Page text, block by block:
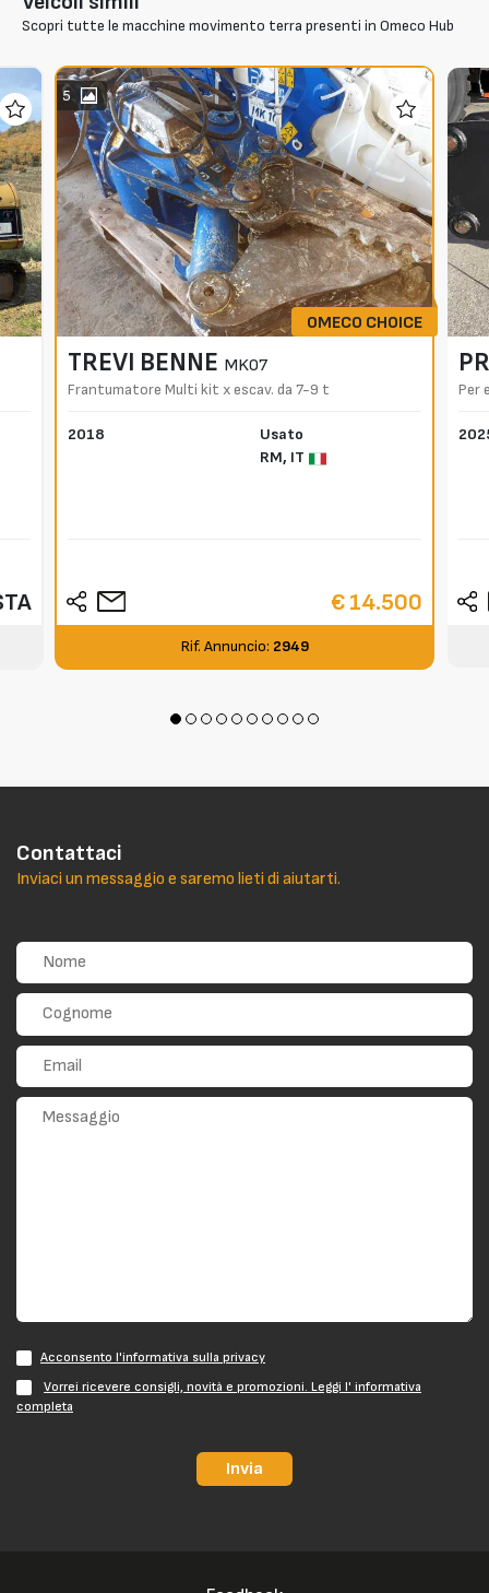
Scopri tutte le macchine movimento terra presenti in Omeco Hub
5
OMECO CHOICE
TREVI BENNE MK07
Frantumatore Multi kit x escav. da 7-9 t
2018
Usato
RM, IT
€ 14.500
Rif. Annuncio: 2949
Per
Contattaci
Inviaci un messaggio e saremo lieti di aiutarti.
Acconsento l'informativa sulla privacy
Vorrei ricevere consigli, novità e promozioni. Leggi l' informativa
completa
Invia